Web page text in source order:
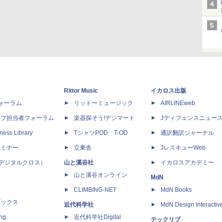
ーラム
担当者フォーラム
Library
ナー
ジタルクロス）
クス
Rittor Music
リットーミュージック
楽器探そう!デジマート
TシャツPOD T-OD
立東舎
山と溪谷社
山と溪谷オンライン
CLIMBING-NET
近代科学社
近代科学社Digital
イカロス出版
AIRLINEweb
Jディフェンスニュー
通訳翻訳ジャーナル
JレスキューWeb
イカロスアカデミー
MdN
MdN Books
MdN Design
テックリブ